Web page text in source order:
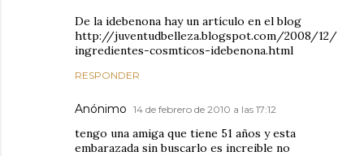
De la idebenona hay un artículo en el blog
http://juventudbelleza.blogspot.com/2008/12/
ingredientes-cosmticos-idebenona.html
RESPONDER
Anónimo 14 de febrero de 2010 a las 17:12
tengo una amiga que tiene 51 años y esta
embarazada sin buscarlo es increible no